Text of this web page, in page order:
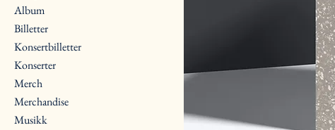
Album
Billetter
Konsertbilletter
Konserter
Merch
Merchandise
Musikk